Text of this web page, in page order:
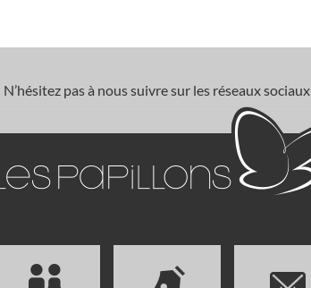
N’hésitez pas à nous suivre sur les réseaux sociaux